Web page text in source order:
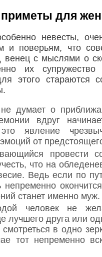
для
невесты,
и поверьям, что
венец с мыслями о
их
этого стараются
думает о
вдруг
явление
от
провести
что на
Ведь если по
непременно
станет именно муж.
человек не
лучшего друга или
в одно
тот непременно